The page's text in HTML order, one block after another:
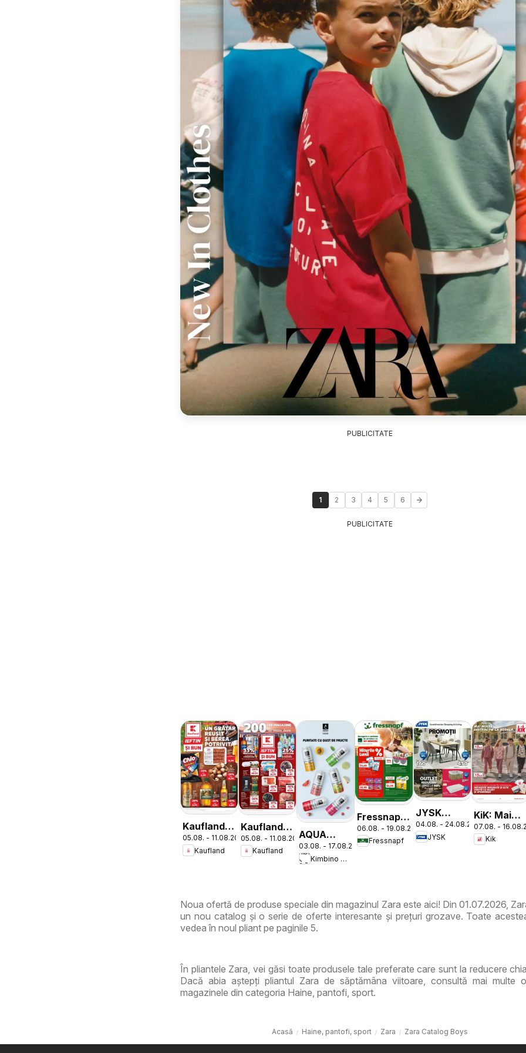
PUBLICITATE
1 2 3 4 5 6
PUBLICITATE
Kaufland
Catalog
Tematic
05.08. - 11.08.2026
Kaufland
Kaufland
Domnesti
05.08. - 11.08.2026
Kaufland
AQUA
Carpatica
Flavours
03.08. - 17.08.2026
Kimbino MG - RO
Fressnapf
Catalog
06.08. - 19.08.2026
Fressnapf
JYSK
Catalog
04.08. - 24.08.2026
JYSK
KiK: Mai
multă
distracție
07.08. -
Kik
Noua ofertă de produse speciale din magazinul Zara este aici! Din 01.07.2026,
un nou catalog și o serie de oferte interesante și prețuri grozave. Toate
vedea în noul pliant pe paginile 5.
În pliantele Zara, vei găsi toate produsele tale preferate care sunt la reducere
Dacă abia aștepți pliantul Zara de săptămâna viitoare, consultă mai multe
magazinele din categoria Haine, pantofi, sport.
Acasă Haine, pantofi, sport Zara Zara Catalog Boys